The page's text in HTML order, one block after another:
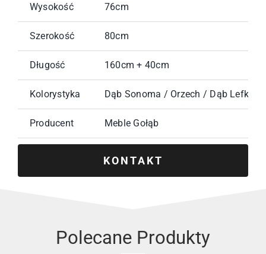
Wysokość 76cm
Szerokość 80cm
Długość 160cm + 40cm
Kolorystyka Dąb Sonoma / Orzech / Dąb Lefkas
Producent Meble Gołąb
KONTAKT
Polecane Produkty